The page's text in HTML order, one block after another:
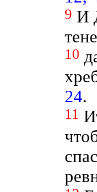
9 И
10
24.
11